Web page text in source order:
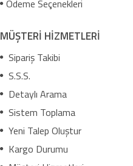
Ödeme Seçenekleri
MÜŞTERİ HİZMETLERİ
Sipariş Takibi
S.S.S.
Detaylı Arama
Sistem Toplama
Yeni Talep Oluştur
Kargo Durumu